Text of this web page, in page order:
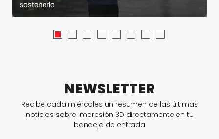
sostenerlo
NEWSLETTER
Recibe cada miércoles un resumen de las últimas
noticias sobre impresión 3D directamente en tu
bandeja de entrada